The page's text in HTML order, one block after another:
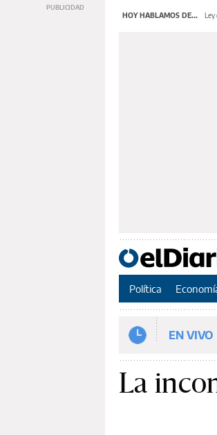
HOY HABLAMOS DE... Ley
Política
EN VIVO
La